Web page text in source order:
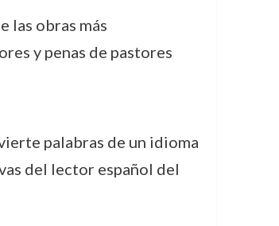
las obras más
y penas de pastores
palabras de un idioma
del lector español del